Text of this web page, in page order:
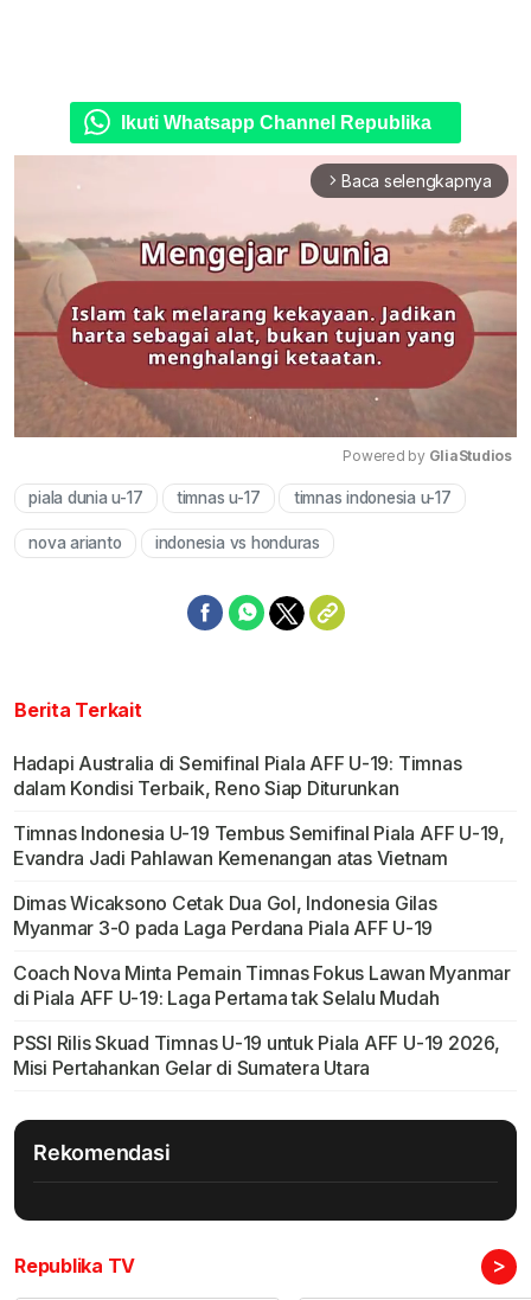
Ikuti Whatsapp Channel Republika
arrow_forward_ios Baca selengkapnya
Mute
Powered by GliaStudios
piala dunia u-17 timnas u-17 timnas indonesia u-17
nova arianto indonesia vs honduras
Berita Terkait
Hadapi Australia di Semifinal Piala AFF U-19: Timnas
dalam Kondisi Terbaik, Reno Siap Diturunkan
Timnas Indonesia U-19 Tembus Semifinal Piala AFF U-19,
Evandra Jadi Pahlawan Kemenangan atas Vietnam
Dimas Wicaksono Cetak Dua Gol, Indonesia Gilas
Myanmar 3-0 pada Laga Perdana Piala AFF U-19
Coach Nova Minta Pemain Timnas Fokus Lawan Myanmar
di Piala AFF U-19: Laga Pertama tak Selalu Mudah
PSSI Rilis Skuad Timnas U-19 untuk Piala AFF U-19 2026,
Misi Pertahankan Gelar di Sumatera Utara
Rekomendasi
Republika TV >